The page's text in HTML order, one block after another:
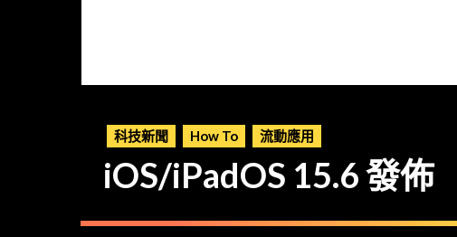
科技新聞 How To 流動應用
iOS/iPadOS 15.6 發